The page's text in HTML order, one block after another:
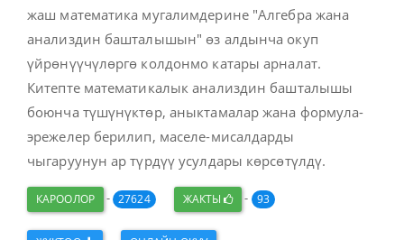
жаш математика мугалимдерине "Алгебра жана
анализдин башталышын" өз алдынча окуп
үйрөнүүчүлөргө колдонмо катары арналат.
Китепте математикалык анализдин башталышы
боюнча түшүнүктөр, аныктамалар жана формула-
эрежелер берилип, маселе-мисалдарды
чыгаруунун ар түрдүү усулдары көрсөтүлдү.
КАРООЛОР - 27624 ЖАКТЫ - 93